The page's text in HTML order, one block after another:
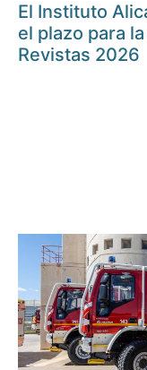
El Instituto
el plazo para
Revistas 2026